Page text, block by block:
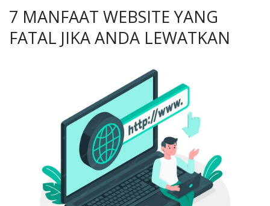
7 MANFAAT WEBSITE YANG
FATAL JIKA ANDA LEWATKAN